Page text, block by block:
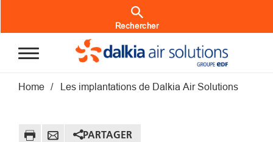
Rechercher
Fil d'Ariane
Home Les implantations de Dalkia Air Solutions
PARTAGER